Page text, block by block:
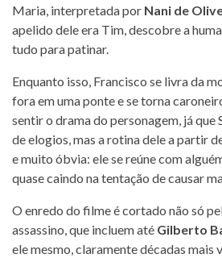
Maria, interpretada por Nani de
apelido dele era Tim, descobre a
tudo para patinar.
Enquanto isso, Francisco se livra da
fora em uma ponte e se torna
sentir o drama do personagem, já que
de elogios, mas a rotina dele a partir
e muito óbvia: ele se reúne com
quase caindo na tentação de causar
O enredo do filme é cortado não só
assassino, que incluem até Gilberto
ele mesmo, claramente décadas mais